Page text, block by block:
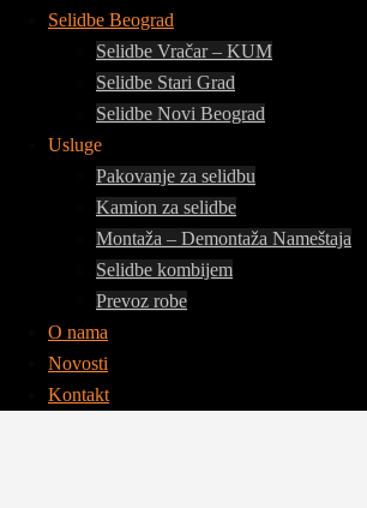
Selidbe Beograd
Selidbe Vračar – KUM
Selidbe Stari Grad
Selidbe Novi Beograd
Usluge
Pakovanje za selidbu
Kamion za selidbe
Montaža – Demontaža Nameštaja
Selidbe kombijem
Prevoz robe
O nama
Novosti
Kontakt